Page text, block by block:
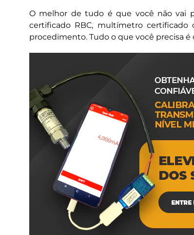
O melhor de tudo é que você não vai
certificado RBC, multímetro certificado
procedimento. Tudo o que você precisa